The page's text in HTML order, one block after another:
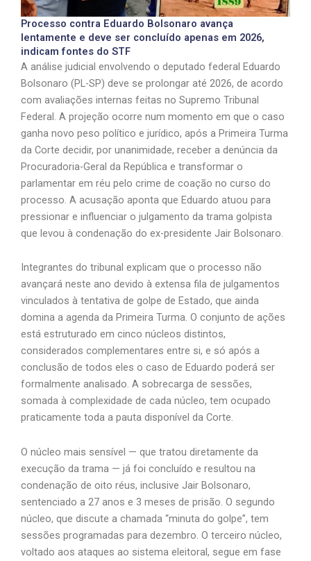
Processo contra Eduardo Bolsonaro avança
lentamente e deve ser concluído apenas em 2026,
indicam fontes do STF
A análise judicial envolvendo o deputado federal Eduardo
Bolsonaro (PL-SP) deve se prolongar até 2026, de acordo
com avaliações internas feitas no Supremo Tribunal
Federal. A projeção ocorre num momento em que o caso
ganha novo peso político e jurídico, após a Primeira Turma
da Corte decidir, por unanimidade, receber a denúncia da
Procuradoria-Geral da República e transformar o
parlamentar em réu pelo crime de coação no curso do
processo. A acusação aponta que Eduardo atuou para
pressionar e influenciar o julgamento da trama golpista
que levou à condenação do ex-presidente Jair Bolsonaro.
Integrantes do tribunal explicam que o processo não
avançará neste ano devido à extensa fila de julgamentos
vinculados à tentativa de golpe de Estado, que ainda
domina a agenda da Primeira Turma. O conjunto de ações
está estruturado em cinco núcleos distintos,
considerados complementares entre si, e só após a
conclusão de todos eles o caso de Eduardo poderá ser
formalmente analisado. A sobrecarga de sessões,
somada à complexidade de cada núcleo, tem ocupado
praticamente toda a pauta disponível da Corte.
O núcleo mais sensível — que tratou diretamente da
execução da trama — já foi concluído e resultou na
condenação de oito réus, inclusive Jair Bolsonaro,
sentenciado a 27 anos e 3 meses de prisão. O segundo
núcleo, que discute a chamada “minuta do golpe”, tem
sessões programadas para dezembro. O terceiro núcleo,
voltado aos ataques ao sistema eleitoral, segue em fase